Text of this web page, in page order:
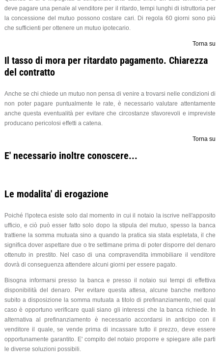
deve pagare una penale al venditore per il ritardo, tempi lunghi di istruttoria per
la concessione del mutuo possono costare cari. Di regola 60 giorni sono più
che sufficienti per ottenere un mutuo ipotecario.
Torna su
Il tasso di mora per ritardato pagamento. Chiarezza
del contratto
Anche se chi chiede un mutuo non pensa di venire a trovarsi nelle condizioni di
non poter pagare puntualmente le rate, è necessario valutare attentamente
anche questa eventualità per evitare che circostanze sfavorevoli e impreviste
producano pericolosi effetti a catena.
Torna su
E' necessario inoltre conoscere...
Le modalita' di erogazione
Poiché l'ipoteca esiste solo dal momento in cui il notaio la iscrive nell'apposito
ufficio, e ciò può esser fatto solo dopo la stipula del mutuo, spesso la banca
trattiene la somma mutuata sino a quando la pratica sia stata espletata, il che
significa dover aspettare due o tre settimane prima di poter disporre del denaro
ottenuto in prestito. Nel caso di una compravendita immobiliare il venditore
dovrà di conseguenza attendere alcuni giorni per essere pagato.
Bisogna informarsi presso la banca e presso il notaio sui tempi di effettiva
disponibilità del denaro. Per evitare questa attesa, alcune banche mettono
subito a disposizione la somma mutuata a titolo di prefinanziamento, nel qual
caso è opportuno verificare quali siano gli interessi che la banca richiede. In
alternativa al prefinanziamento è necessario accordarsi in anticipo con il
venditore il quale, se vende prima di incassare tutto il prezzo, deve essere
opportunamente garantito. E' compito del notaio proporre e spiegare alle parti
le diverse soluzioni possibili.